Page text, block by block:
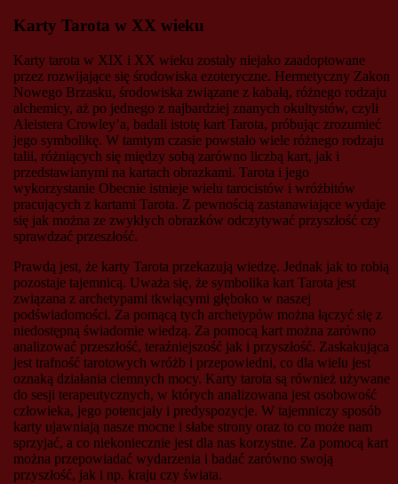
Karty Tarota w XX wieku
Karty tarota w XIX i XX wieku zostały niejako zaadoptowane
przez rozwijające się środowiska ezoteryczne. Hermetyczny Zakon
Nowego Brzasku, środowiska związane z kabałą, różnego rodzaju
alchemicy, aż po jednego z najbardziej znanych okultystów, czyli
Aleistera Crowley’a, badali istotę kart Tarota, próbując zrozumieć
jego symbolikę. W tamtym czasie powstało wiele różnego rodzaju
talii, różniących się między sobą zarówno liczbą kart, jak i
przedstawianymi na kartach obrazkami. Tarota i jego
wykorzystanie Obecnie istnieje wielu tarocistów i wróżbitów
pracujących z kartami Tarota. Z pewnością zastanawiające wydaje
się jak można ze zwykłych obrazków odczytywać przyszłość czy
sprawdzać przeszłość.
Prawdą jest, że karty Tarota przekazują wiedzę. Jednak jak to robią
pozostaje tajemnicą. Uważa się, że symbolika kart Tarota jest
związana z archetypami tkwiącymi głęboko w naszej
podświadomości. Za pomącą tych archetypów można łączyć się z
niedostępną świadomie wiedzą. Za pomocą kart można zarówno
analizować przeszłość, teraźniejszość jak i przyszłość. Zaskakująca
jest trafność tarotowych wróżb i przepowiedni, co dla wielu jest
oznaką działania ciemnych mocy. Karty tarota są również używane
do sesji terapeutycznych, w których analizowana jest osobowość
człowieka, jego potencjały i predyspozycje. W tajemniczy sposób
karty ujawniają nasze mocne i słabe strony oraz to co może nam
sprzyjać, a co niekoniecznie jest dla nas korzystne. Za pomocą kart
można przepowiadać wydarzenia i badać zarówno swoją
przyszłość, jak i np. kraju czy świata.